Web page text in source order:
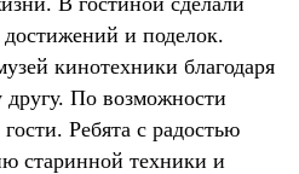
и поделок.
кинотехники благодаря
По возможности
Ребята с радостью
старинной техники и